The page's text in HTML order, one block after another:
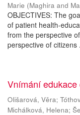
Marie (Maghira and
OBJECTIVES: The
of patient health-
from the perspective
perspective of citizens
Vnímání
Olišarová, Věra;
Michálková, Helena;